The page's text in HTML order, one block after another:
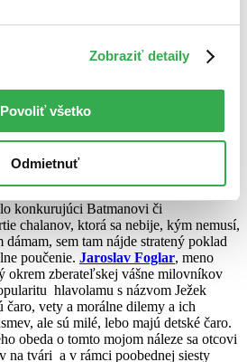
Zobraziť detaily
Povoliť všetko
Odmietnuť
. Ospevovaný vizionár s takým
že zabrali poličku a pol.Dva roky
spopod zemského povrchu
či sako, nezáleží na veku,
konkurujúci Batmanovi či
chalanov, ktorá sa nebije, kým nemusí,
sem tam nájde stratený poklad
poučenie. Jaroslav Foglar, meno
okrem zberateľskej vášne milovníkov
hlavolamu s názvom Ježek
vety a morálne dilemy a ich
ale sú milé, lebo majú detské čaro.
obeda o tomto mojom náleze sa otcovi
na tvári a v rámci poobednej siesty